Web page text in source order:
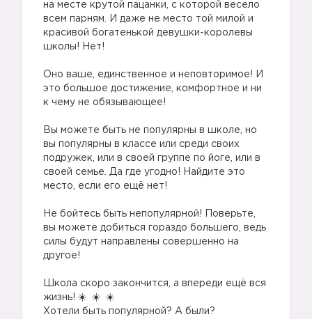
на месте крутой пацанки, с которой весело
всем парням. И даже не место той милой и
красивой богатенькой девушки-королевы
школы! Нет!
Оно ваше, единственное и неповторимое! И
это большое достижение, комфортное и ни
к чему не обязывающее!
Вы можете быть не популярны в школе, но
вы популярны в классе или среди своих
подружек, или в своей группе по йоге, или в
своей семье. Да где угодно! Найдите это
место, если его ещё нет!
Не бойтесь быть непопулярной! Поверьте,
вы можете добиться гораздо большего, ведь
силы будут направлены совершенно на
другое!
Школа скоро закончится, а впереди ещё вся
жизнь!
Хотели быть популярной? А были?